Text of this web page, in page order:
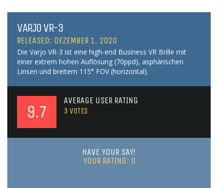
VARJO VR-3
RELEASED: DEZEMBER 1, 2020
Die Varjo VR-3 ist eine high-end Business VR Brille mit
einer extrem hohen Auflösung (70ppd), asphärischen
Linsen und breitem 115° FOV (horizontal).
9.7
AVERAGE USER RATING
3 VOTES
HAVE YOUR SAY!
YOUR RATING: 0